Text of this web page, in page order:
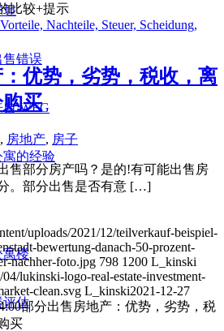
坦
售错误
WEG
寓的经验
寓楼
评估
比较+提示
优势，劣势，税收，离
买
, 房地产, 房子
售部分房产吗？是的!有可能出售房
。部分出售是否有意 […]
uploads/2021/12/teilverkauf-beispiel-
bewertung-danach-50-prozent-
nachher-foto.jpg 798 1200 L_kinski
lukinski-logo-real-estate-investment-
clean.svg L_kinski2021-12-27
部分出售房地产：优势，劣势，税
买